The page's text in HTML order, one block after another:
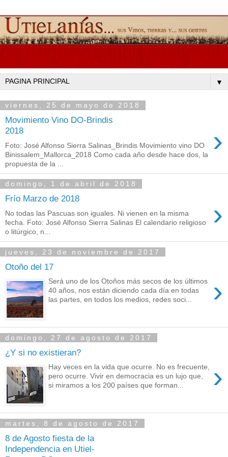
▼
viernes, 25 de mayo de 2018
Movimiento Vino DO-Brindis
2018
›
Foto: José Alfonso Sierra Salinas_Brindis Movimiento vino DO
Binissalem_Mallorca_2018 Como cada año desde hace dos, la
propuesta de la ...
domingo, 1 de abril de 2018
Frío Marzo de 2018 ›
No todas las Pascuas son iguales. Ni vienen en la misma
fecha. Foto: José Alfonso Sierra Salinas El calendario religioso
o litúrgico, n...
jueves, 23 de noviembre de 2017
Otoño del 17
›
Será uno de los Otoños más secos de los últimos
40 años, nos están diciendo cada día en todas
las partes, en todos los medios, redes soci...
domingo, 27 de agosto de 2017
¿Y si no existieran?
›
Hay veces en la vida que ocurre. No es frecuente,
pero ocurre. Vivir en democracia es un lujo que,
si miramos a los 200 países que forman...
martes, 8 de agosto de 2017
8 de Agosto fiesta de la
Independencia en Utiel-